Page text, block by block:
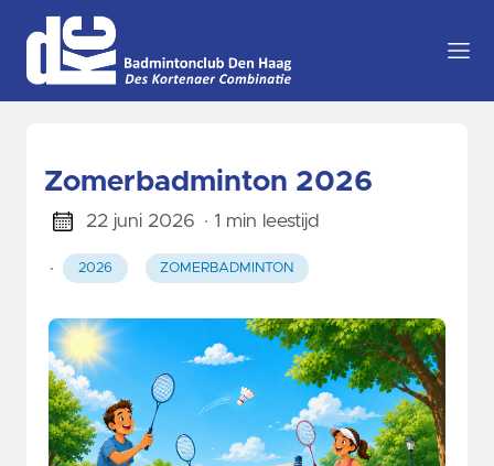
Zomerbadminton 2026
22 juni 2026 · 1 min leestijd
· 2026 ZOMERBADMINTON